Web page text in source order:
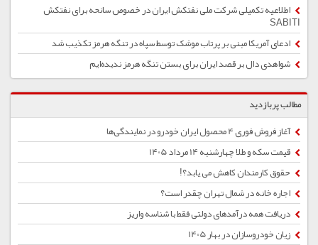
اطلاعیه تکمیلی شرکت ملی نفتکش ایران در خصوص سانحه برای نفتکش
SABITI
ادعای آمریکا مبنی بر پرتاب موشک توسط سپاه در تنگه هرمز تکذیب شد
شواهدی دال بر قصد ایران برای بستن تنگه هرمز ندیده‌ایم
مطالب پربازدید
آغاز فروش فوری 4 محصول ایران خودرو در نمایندگی‌ها
قیمت سکه و طلا چهارشنبه 14 مرداد 1405
حقوق کارمندان کاهش می یابد؟!
اجاره خانه در شمال تهران چقدر است؟
دریافت همه درآمدهای دولتی فقط با شناسه واریز
زیان خودروسازان در بهار 1405